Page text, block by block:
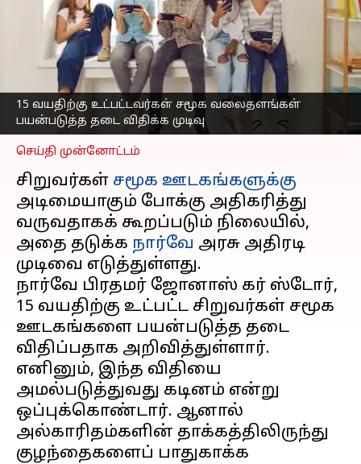
15 வயதிற்கு உட்பட்டவர்கள் சமூக வலைதளங்கள்
பயன்படுத்த தடை விதிக்க முடிவு
பயன்படுத்த தடை விதிக்க
முடிவு; நார்வே அரசு
அதிரடி
எழுதியவர் Sekar Chinnappan Oct 24, 2024 05:12 pm
செய்தி முன்னோட்டம்
சிறுவர்கள் சமூக ஊடகங்களுக்கு
அடிமையாகும் போக்கு அதிகரித்து
வருவதாகக் கூறப்படும் நிலையில்,
அதை தடுக்க நார்வே அரசு அதிரடி
முடிவை எடுத்துள்ளது.
நார்வே பிரதமர் ஜோனாஸ் கர் ஸ்டோர்,
15 வயதிற்கு உட்பட்ட சிறுவர்கள் சமூக
ஊடகங்களை பயன்படுத்த தடை
விதிப்பதாக அறிவித்துள்ளார்.
எனினும், இந்த விதியை
அமல்படுத்துவது கடினம் என்று
ஒப்புக்கொண்டார். ஆனால்
அல்காரிதம்களின் தாக்கத்திலிருந்து
குழந்தைகளைப் பாதுகாக்க